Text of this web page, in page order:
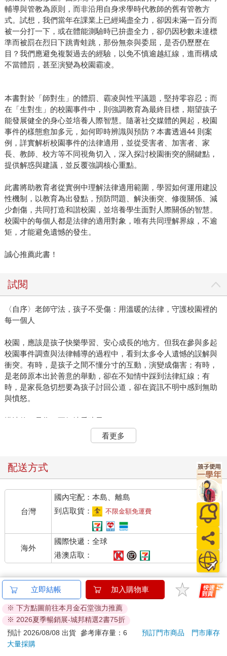
輔導與管教為原則，而非沿用自身求學時代教師的舊有管教方
式。試想，我們當年在課業上已經竭盡全力，卻因未滿一百分而
被一分打一下，或在體能測驗時已拚盡全力，卻仍因秒數未達標
準而被罰在烈日下跳青蛙跳，那份無奈與委屈，是否仍歷歷在
目？我們應避免複製過去的經驗，以免不慎逾越紅線，進而構成
不當體罰，甚至演變為校園霸凌。
本書對於「師對生」的體罰、霸凌與性平議題，堅持零容忍；而
在「生對生」的校園事件中，則強調教育為最終目標，期望孩子
能發展健全的身心並培養人際智慧。隨著社交媒體的興起，校園
事件的樣態愈加多元，如何即時辨識與預防？本書透過44 則案
例，詳實解析校園事件的法律適用，並從受害者、加害者、家
長、教師、校方等不同視角切入，深入探討校園衝突的關鍵點，
提供解惑與建議，並反覆強調核心重點。
此書將助教育者從實例中理解法律適用範圍，學習如何運用建設
性機制，以教育為出發點，預防問題、解決衝突、修復關係、減
少創傷，共同打造和諧校園，並培養學生面對人際關係的智慧。
校園中的每個人都是法律的適用對象，唯有共同理解界線，不逾
矩，才能避免遺憾的發生。
誠心推薦此書！
試閱
〈自序〉老師守法，孩子不受傷：用溫暖的法律，守護校園裡的
每一個人
校園，應該是孩子快樂學習、安心成長的地方。但我在參與多起
校園事件調查與法律輔導的過程中，看到太多令人遺憾的誤解與
衝突。有時，是孩子之間不懂分寸的互動，演變成傷害；有時，
是老師原本出於善意的舉動，卻在不知情中踩到法律紅線；有
時，是家長急切想要為孩子討回公道，卻在資訊不明中感到無助
與憤怒。
懂法律，是為了更好地愛孩子
我是律師，但我從不以審判者的姿態面對教育現場。我深信，絕
大多數的校園問題，不是惡意造成的傷害，而是資訊不對等、制
想為校園中的每一個靈魂―從風雨中守護孩子的老師、日夜牽掛
的家長、肩負制度重擔的行政人員―提供一張清晰的法律地圖，
讓我們能在同一片星空下，找到共同的北極星。這不是一本法律
書，是一本希望孩子平安長大的書。
2023 年8 月23 日，是我人生的轉捩點。那天，參加教育部「校園
事件處理會議調查及輔導人才庫」培訓時，聽見一個個真實故事
在教室迴盪：孩子的淚水、老師的無奈、家長的怒吼。這些不就
是我日日面對的縮影嗎？那一刻，我明白了——有時候，最危險
的不是違法，而是不知道自己正在違法；最遺憾的不是沒有愛，
而是愛的方式出了錯。
於是，我創立了臉書粉專「律師帶您看校園裡的大小事」，用平
凡人的語言，講述法律背後的故事。讓老師知道界線在哪裡、讓
家長明白權利如何維護、讓行政人員在人情與制度間找到平衡
點。粉專目前已經累積超過四萬人追蹤，每一則貼文下的熱烈迴
響，都在訴說著：我們同樣渴望一個既有規範、又有溫度的校
看更多
配送方式
台灣
國內宅配：本島、離島
到店取貨：
不限金額免運費
海外
國際快遞：全球
港澳店取：
詳細資料
語言 中文繁體 裝訂
ISBN
9786263904521
立即結帳 加入購物車
※ 下方點圖前往本月金石堂強力推薦
※ 2026夏季暢銷展-城邦精選2書75折
預計 2026/08/08 出貨 參考庫存量：6 預訂門市商品
門市庫存
大量採購